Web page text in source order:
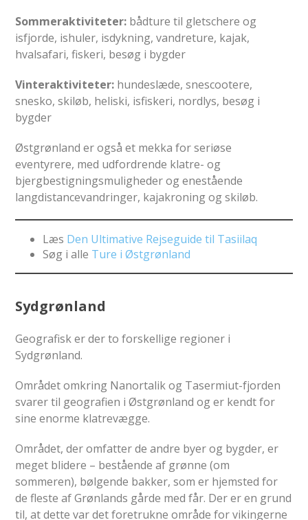
Sommeraktiviteter: bådture til gletschere og
isfjorde, ishuler, isdykning, vandreture, kajak,
hvalsafari, fiskeri, besøg i bygder
Vinteraktiviteter: hundeslæde, snescootere,
snesko, skiløb, heliski, isfiskeri, nordlys, besøg i
bygder
Østgrønland er også et mekka for seriøse
eventyrere, med udfordrende klatre- og
bjergbestigningsmuligheder og enestående
langdistancevandringer, kajakroning og skiløb.
Læs Den Ultimative Rejseguide til Tasiilaq
Søg i alle Ture i Østgrønland
Sydgrønland
Geografisk er der to forskellige regioner i
Sydgrønland.
Området omkring Nanortalik og Tasermiut-fjorden
svarer til geografien i Østgrønland og er kendt for
sine enorme klatrevægge.
Området, der omfatter de andre byer og bygder, er
meget blidere – bestående af grønne (om
sommeren), bølgende bakker, som er hjemsted for
de fleste af Grønlands gårde med får. Der er en grund
til, at dette var det foretrukne område for vikingerne